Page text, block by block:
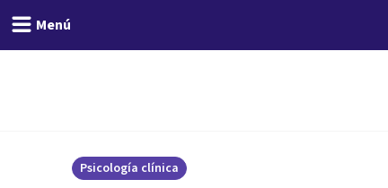
Menú
Psicología clínica